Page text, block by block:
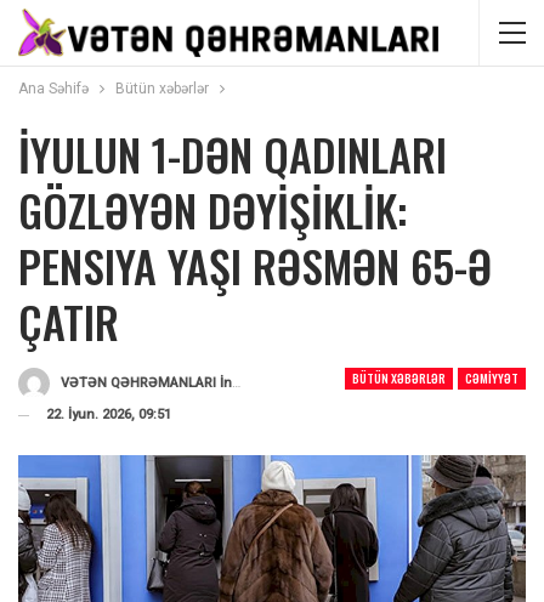
Ana Səhifə Bütün xəbərlər
İYULUN 1-DƏN QADINLARI
GÖZLƏYƏN DƏYİŞİKLİK:
PENSIYA YAŞI RƏSMƏN 65-Ə
ÇATIR
BÜTÜN XƏBƏRLƏR CƏMIYYƏT
VƏTƏN QƏHRƏMANLARI İnformasiya Portalı
Tərəfindən
22. İyun. 2026, 09:51